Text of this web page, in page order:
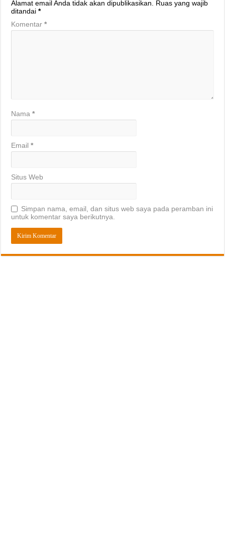
Alamat email Anda tidak akan dipublikasikan. Ruas yang wajib
ditandai*
Komentar*
Nama*
Email*
Situs Web
Simpan nama, email, dan situs web saya pada peramban ini
untuk komentar saya berikutnya.